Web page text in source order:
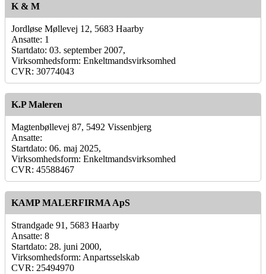
K & M
Jordløse Møllevej 12, 5683 Haarby
Ansatte: 1
Startdato: 03. september 2007,
Virksomhedsform: Enkeltmandsvirksomhed
CVR: 30774043
K.P Maleren
Magtenbøllevej 87, 5492 Vissenbjerg
Ansatte:
Startdato: 06. maj 2025,
Virksomhedsform: Enkeltmandsvirksomhed
CVR: 45588467
KAMP MALERFIRMA ApS
Strandgade 91, 5683 Haarby
Ansatte: 8
Startdato: 28. juni 2000,
Virksomhedsform: Anpartsselskab
CVR: 25494970